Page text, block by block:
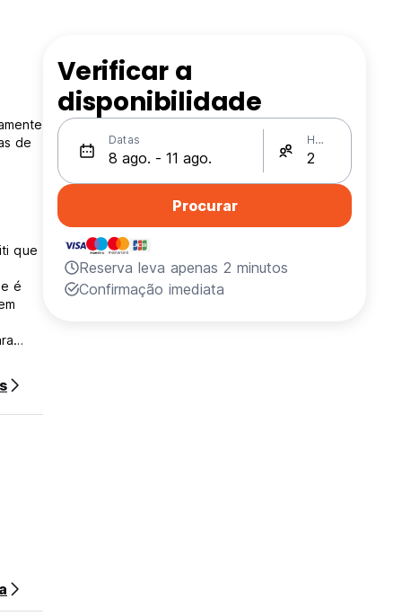
de
que
é
o
e
Verificar a
disponibilidade
Datas Hóspedes
Procurar
Reserva leva apenas 2 minutos
Confirmação imediata